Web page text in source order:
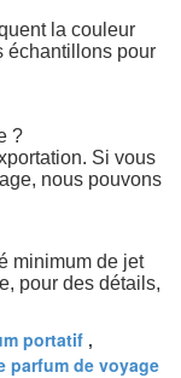
la couleur
échantillons pour
?
Si vous
nous pouvons
minimum de jet
pour des détails,
portatif ,
parfum de voyage